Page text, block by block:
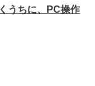
うちに、PC操作